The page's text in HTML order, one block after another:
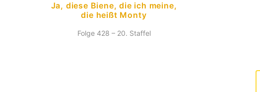
Ja, diese Biene, die ich meine,
die heißt Monty
Folge 428 – 20. Staffel